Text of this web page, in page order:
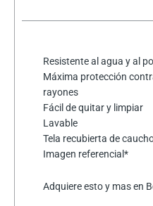
Resistente al agua y al
Máxima protección
rayones
Fácil de quitar y limpiar
Lavable
Tela recubierta de
Imagen referencial*
Adquiere esto y mas en